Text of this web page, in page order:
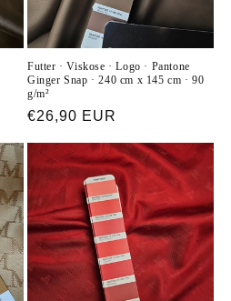
Futter · Viskose · Logo · Pantone
Ginger Snap · 240 cm x 145 cm · 90
g/m²
Normaler
€26,90 EUR